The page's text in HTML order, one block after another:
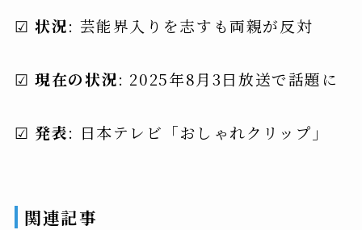
☑状況: 芸能界入りを志すも両親が反対
☑現在の状況: 2025年8月3日放送で話題に
☑発表: 日本テレビ「おしゃれクリップ」
関連記事